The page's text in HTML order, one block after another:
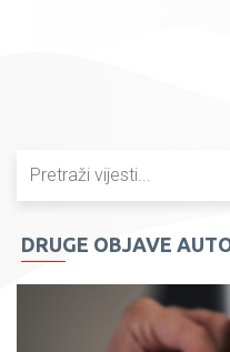
DRUGE OBJAVE